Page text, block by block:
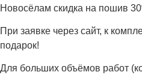
Новосёлам скидка на пошив
При заявке через сайт, к
подарок!
Для больших объёмов работ